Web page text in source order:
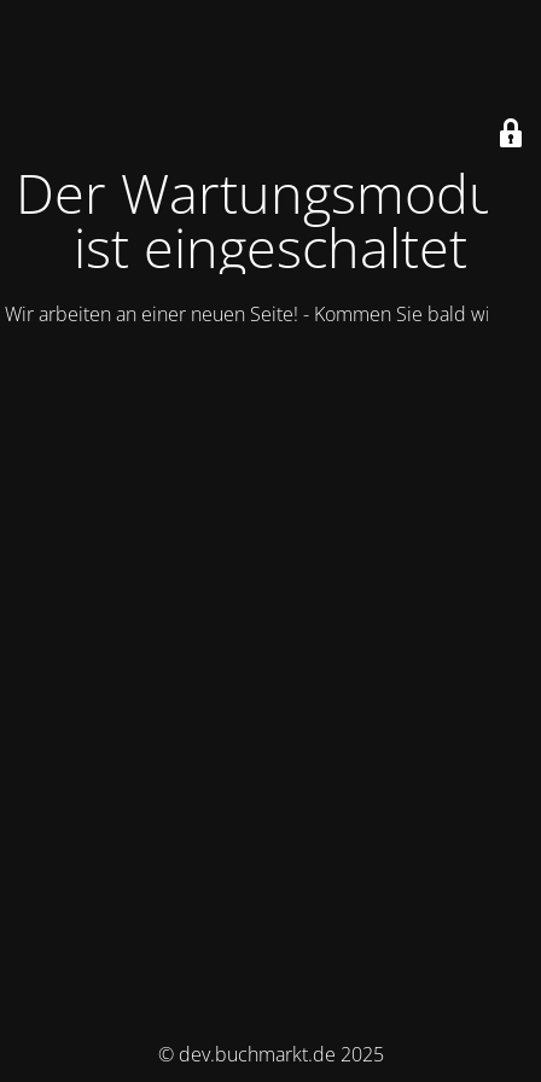
Der Wartungsmodus
ist eingeschaltet
Wir arbeiten an einer neuen Seite! - Kommen Sie bald wieder.
© dev.buchmarkt.de 2025